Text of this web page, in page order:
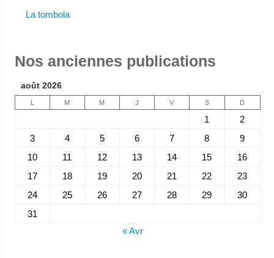
La tombola
Nos anciennes publications
août 2026
L M M J V S D
1
2
3
4 5 6 7 8
9
10
11 12 13 14 15
16
17
18 19 20 21 22
23
24
25 26 27 28 29
30
31
« Avr